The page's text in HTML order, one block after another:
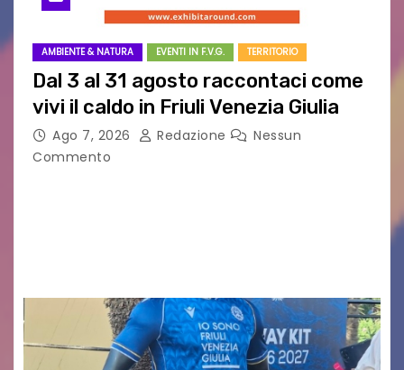
AMBIENTE & NATURA EVENTI IN F.V.G. TERRITORIO
Dal 3 al 31 agosto raccontaci come
vivi il caldo in Friuli Venezia Giulia
Ago 7, 2026 Redazione
Nessun
Commento